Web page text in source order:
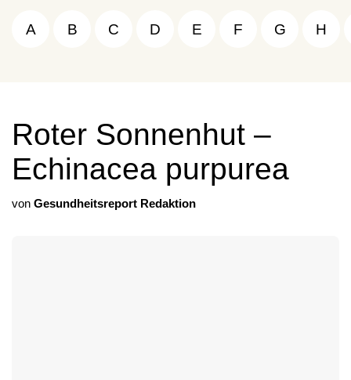
A B C D E F G H
Roter Sonnenhut –
Echinacea purpurea
von Gesundheitsreport Redaktion